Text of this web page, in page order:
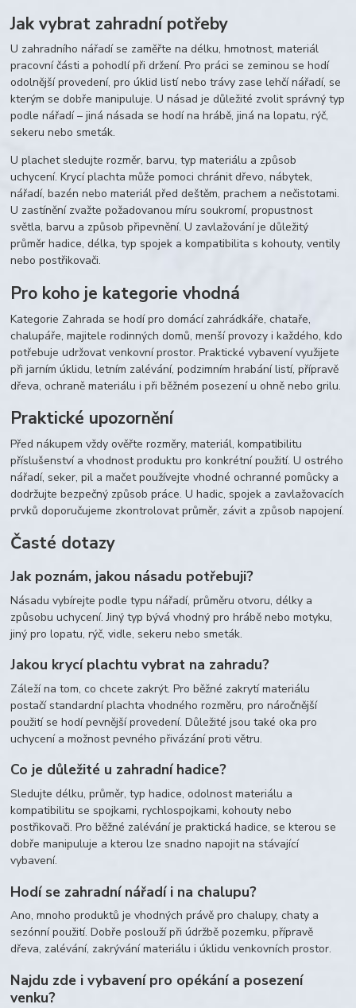
Jak vybrat zahradní potřeby
U zahradního nářadí se zaměřte na délku, hmotnost, materiál
pracovní části a pohodlí při držení. Pro práci se zeminou se hodí
odolnější provedení, pro úklid listí nebo trávy zase lehčí nářadí, se
kterým se dobře manipuluje. U násad je důležité zvolit správný typ
podle nářadí – jiná násada se hodí na hrábě, jiná na lopatu, rýč,
sekeru nebo smeták.
U plachet sledujte rozměr, barvu, typ materiálu a způsob
uchycení. Krycí plachta může pomoci chránit dřevo, nábytek,
nářadí, bazén nebo materiál před deštěm, prachem a nečistotami.
U zastínění zvažte požadovanou míru soukromí, propustnost
světla, barvu a způsob připevnění. U zavlažování je důležitý
průměr hadice, délka, typ spojek a kompatibilita s kohouty, ventily
nebo postřikovači.
Pro koho je kategorie vhodná
Kategorie Zahrada se hodí pro domácí zahrádkáře, chataře,
chalupáře, majitele rodinných domů, menší provozy i každého, kdo
potřebuje udržovat venkovní prostor. Praktické vybavení využijete
při jarním úklidu, letním zalévání, podzimním hrabání listí, přípravě
dřeva, ochraně materiálu i při běžném posezení u ohně nebo grilu.
Praktické upozornění
Před nákupem vždy ověřte rozměry, materiál, kompatibilitu
příslušenství a vhodnost produktu pro konkrétní použití. U ostrého
nářadí, seker, pil a mačet používejte vhodné ochranné pomůcky a
dodržujte bezpečný způsob práce. U hadic, spojek a zavlažovacích
prvků doporučujeme zkontrolovat průměr, závit a způsob napojení.
Časté dotazy
Jak poznám, jakou násadu potřebuji?
Násadu vybírejte podle typu nářadí, průměru otvoru, délky a
způsobu uchycení. Jiný typ bývá vhodný pro hrábě nebo motyku,
jiný pro lopatu, rýč, vidle, sekeru nebo smeták.
Jakou krycí plachtu vybrat na zahradu?
Záleží na tom, co chcete zakrýt. Pro běžné zakrytí materiálu
postačí standardní plachta vhodného rozměru, pro náročnější
použití se hodí pevnější provedení. Důležité jsou také oka pro
uchycení a možnost pevného přivázání proti větru.
Co je důležité u zahradní hadice?
Sledujte délku, průměr, typ hadice, odolnost materiálu a
kompatibilitu se spojkami, rychlospojkami, kohouty nebo
postřikovači. Pro běžné zalévání je praktická hadice, se kterou se
dobře manipuluje a kterou lze snadno napojit na stávající
vybavení.
Hodí se zahradní nářadí i na chalupu?
Ano, mnoho produktů je vhodných právě pro chalupy, chaty a
sezónní použití. Dobře poslouží při údržbě pozemku, přípravě
dřeva, zalévání, zakrývání materiálu i úklidu venkovních prostor.
Najdu zde i vybavení pro opékání a posezení
venku?